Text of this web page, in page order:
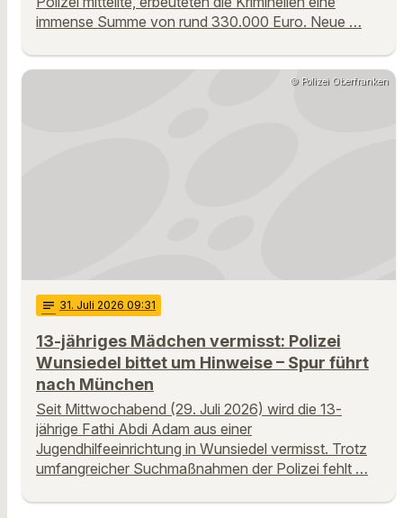
immense Summe von rund 330.000 Euro. Neue …
© Polizei Oberfranken
notes 31. Juli 2026 09:31
13-jähriges Mädchen vermisst: Polizei
Wunsiedel bittet um Hinweise – Spur führt
nach München
Seit Mittwochabend (29. Juli 2026) wird die 13-
jährige Fathi Abdi Adam aus einer
Jugendhilfeeinrichtung in Wunsiedel vermisst. Trotz
umfangreicher Suchmaßnahmen der Polizei fehlt …